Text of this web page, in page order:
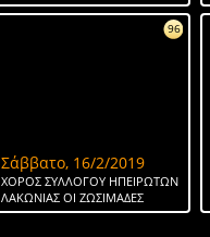
96
Σάββατο, 16/2/2019
ΧΟΡΟΣ ΣΥΛΛΟΓΟΥ ΗΠΕΙΡΩΤΩΝ
ΛΑΚΩΝΙΑΣ ΟΙ ΖΩΣΙΜΑΔΕΣ